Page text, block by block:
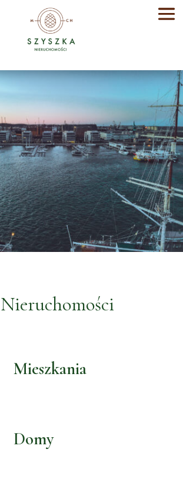
Nieruchomości
Mieszkania
Domy